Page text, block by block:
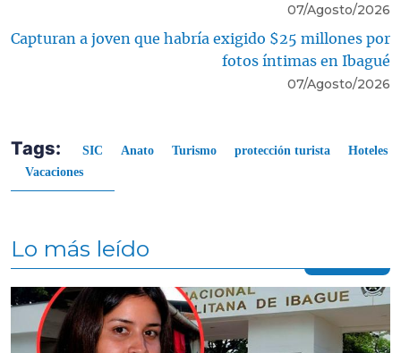
07/Agosto/2026
Capturan a joven que habría exigido $25 millones por
fotos íntimas en Ibagué
07/Agosto/2026
Tags: SIC Anato Turismo protección turista
Hoteles
Vacaciones
Lo más leído
Contenido multimedia principal